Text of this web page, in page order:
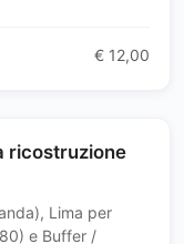
€ 12,00
ricostruzione
Lima per
e Buffer /